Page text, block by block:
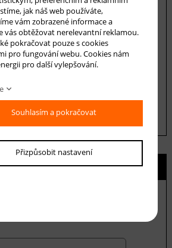
vínová, terakota, bílá,
šedá, šedomodrá, tmavě modrá
z koberce, aby se zabránilo jejich
Cca jednou za 12-18 měsíců je možné
nebo parní čištění koberce.
Hlídání ceny
jak náš web používáte,
vám zobrazené informace a
vás obtěžovat nerelevantní reklamou.
pokračovat pouze s cookies
pro fungování webu. Cookies nám
pro další vylepšování.
Souhlasím a pokračovat
Přizpůsobit nastavení